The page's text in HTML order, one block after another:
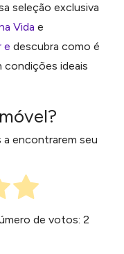
seleção exclusiva
Vida e
e descubra como é
ideais
a encontrarem seu
de votos: 2